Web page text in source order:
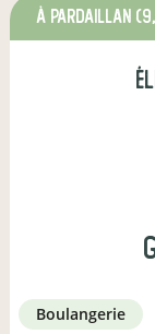
à Pardaillan
boulangerie